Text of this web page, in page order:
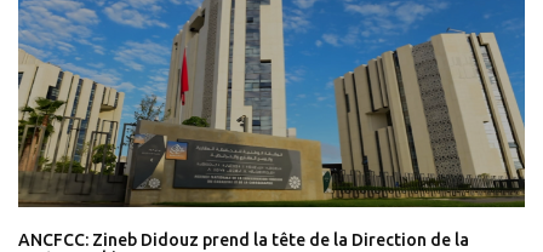
ANCFCC: Zineb Didouz prend la tête de la Direction de la